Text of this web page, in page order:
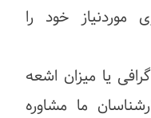
موردنیاز خود را
یا میزان اشعه
ما مشاوره